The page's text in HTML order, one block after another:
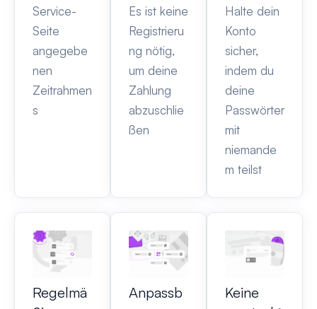
Service-
Seite
angegebe
nen
Zeitrahmen
s
Es ist keine
Registrieru
ng nötig,
um deine
Zahlung
abzuschlie
ßen
Halte dein
Konto
sicher,
indem du
deine
Passwörter
mit
niemande
m teilst
Regelmä
Anpassb
Keine